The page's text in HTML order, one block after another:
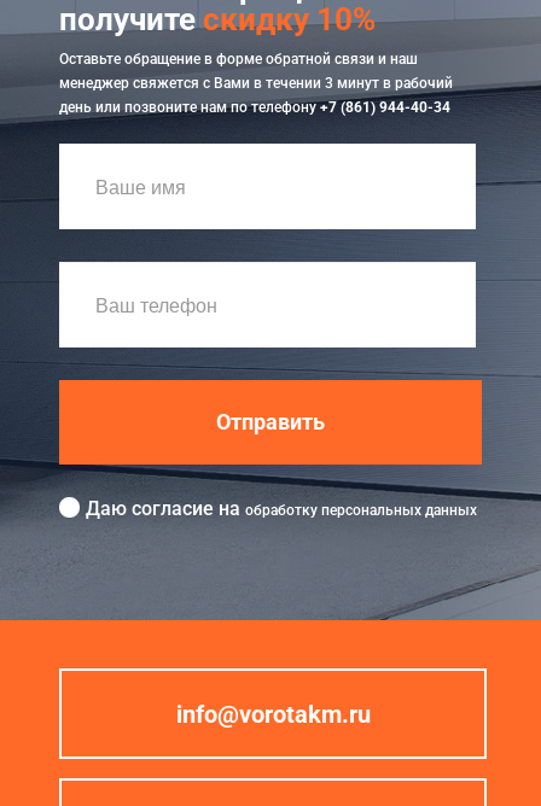
получитескидку 10%
Оставьте обращение в форме обратной связи и наш
менеджер свяжется с Вами в течении 3 минут в рабочий
день или позвоните нам по телефону+7 (861) 944-40-34
Отправить
Даю согласие на обработку персональных данных
info@vorotakm.ru